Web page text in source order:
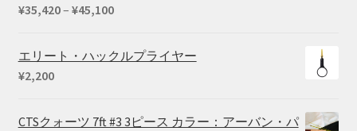
¥35,420– ¥45,100価
帯:
エリート・ハックルプライヤー
¥2,200
CTSクォーツ 7ft #3 3ピース カラー：アーバン・パ